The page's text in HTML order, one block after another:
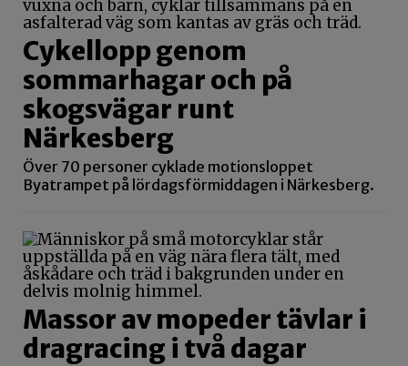
Cykellopp genom
sommarhagar och på
skogsvägar runt
Närkesberg
Över 70 personer cyklade motionsloppet
Byatrampet på lördagsförmiddagen i Närkesberg.
Massor av mopeder tävlar i
dragracing i två dagar